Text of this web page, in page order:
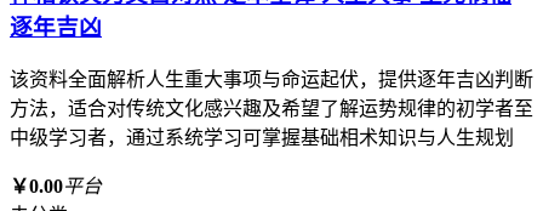
逐年吉凶
该资料全面解析人生重大事项与命运起伏，提供逐年吉凶判断
方法，适合对传统文化感兴趣及希望了解运势规律的初学者至
中级学习者，通过系统学习可掌握基础相术知识与人生规划
￥0.00平台